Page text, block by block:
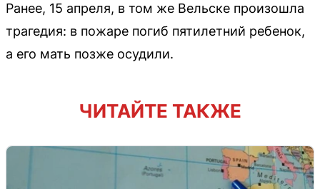
Ранее, 15 апреля, в том же Вельске произошла
трагедия: в пожаре погиб пятилетний ребенок,
а его мать позже осудили.
ЧИТАЙТЕ ТАКЖЕ